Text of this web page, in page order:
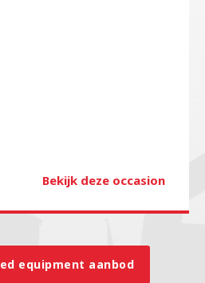
Bekijk deze occasion
equipment aanbod